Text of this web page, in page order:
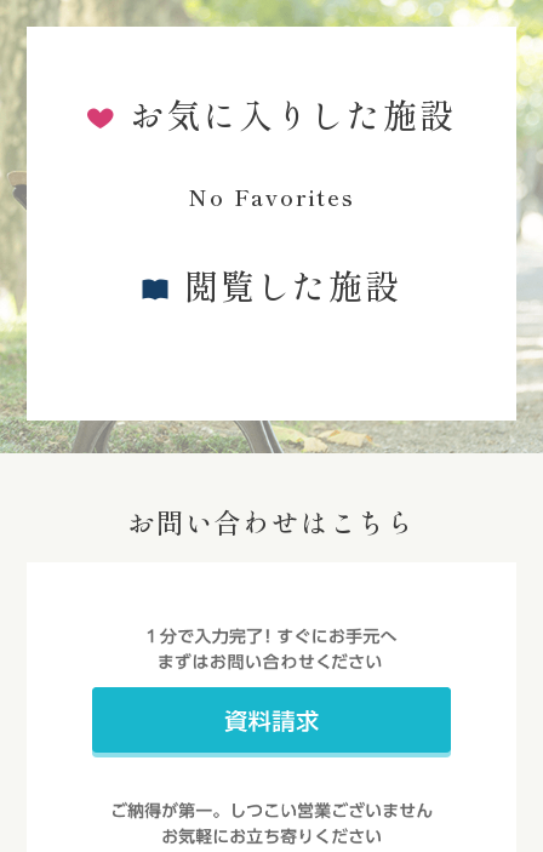
お気に入りした施設
No Favorites
閲覧した施設
お問い合わせはこちら